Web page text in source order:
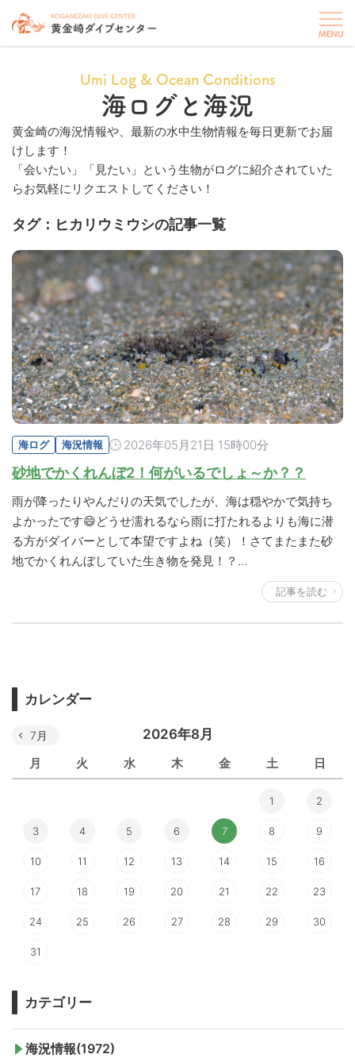
Umi Log & Ocean Conditions
海ログと海況
黄金崎の海況情報や、最新の水中生物情報を毎日更新でお届
けします！
「会いたい」「見たい」という生物がログに紹介されていた
らお気軽にリクエストしてください！
タグ：ヒカリウミウシの記事一覧
海ログ 海況情報 2026年05月21日 15時00分
砂地でかくれんぼ2！何がいるでしょ～か？？
雨が降ったりやんだりの天気でしたが、海は穏やかで気持ち
よかったです😄どうせ濡れるなら雨に打たれるよりも海に潜
る方がダイバーとして本望ですよね（笑）！さてまたまた砂
地でかくれんぼしていた生き物を発見！？…
記事を読む
カレンダー
2026年8月
月 火 水 木 金 土 日
7月
1 2
3 4 5 6 7 8 9
10 11 12 13 14 15 16
17 18 19 20 21 22 23
24 25 26 27 28 29 30
31
カテゴリー
海況情報(1972)